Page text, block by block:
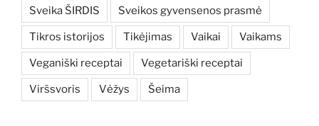
Sveika ŠIRDIS Sveikos gyvensenos prasmė
Tikros istorijos Tikėjimas Vaikai Vaikams
Veganiški receptai Vegetariški receptai
Viršsvoris Vėžys Šeima